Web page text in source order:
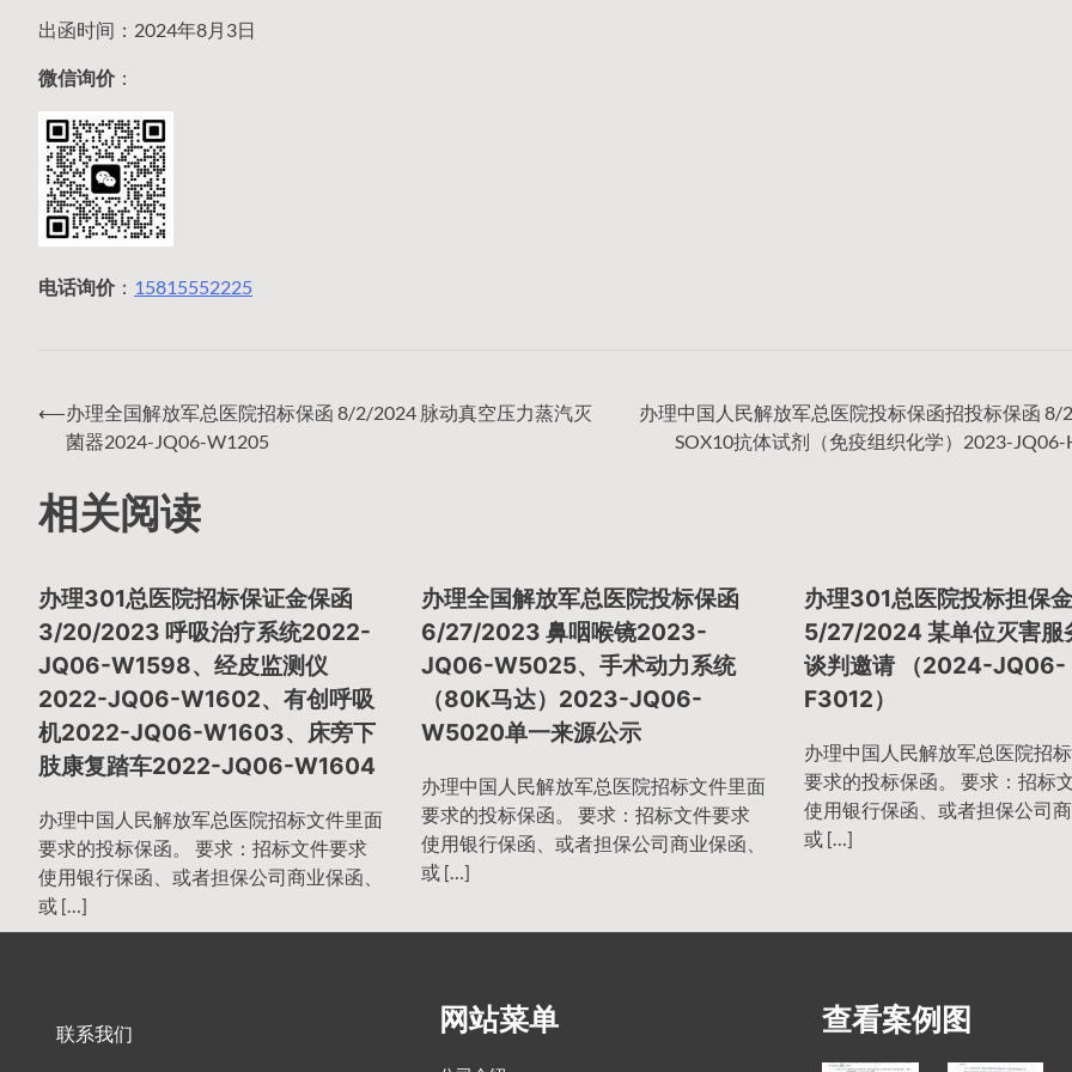
出函时间：2024年8月3日
微信询价：
电话询价： 15815552225
文
章
导
航
⟵办理全国解放军总医院招标保函 8/2/2024 脉动真空压力蒸汽灭
菌器2024-JQ06-W1205
办理中国人民解放军总医院投标保函招投标保函 8/
SOX10抗体试剂（免疫组织化学）2023-JQ06-
相关阅读
办理301总医院招标保证金保函
3/20/2023 呼吸治疗系统2022-
JQ06-W1598、经皮监测仪
2022-JQ06-W1602、有创呼吸
机2022-JQ06-W1603、床旁下
肢康复踏车2022-JQ06-W1604
办理中国人民解放军总医院招标文件里面
要求的投标保函。 要求：招标文件要求
使用银行保函、或者担保公司商业保函、
或 […]
办理全国解放军总医院投标保函
6/27/2023 鼻咽喉镜2023-
JQ06-W5025、手术动力系统
（80K马达）2023-JQ06-
W5020单一来源公示
办理中国人民解放军总医院招标文件里面
要求的投标保函。 要求：招标文件要求
使用银行保函、或者担保公司商业保函、
或 […]
办理301总医院投标担保
5/27/2024 某单位灭害服
谈判邀请 （2024-JQ06-
F3012）
办理中国人民解放军总医院招
要求的投标保函。 要求：招标
使用银行保函、或者担保公司商
或 […]
联系我们 网站菜单 查看案例图